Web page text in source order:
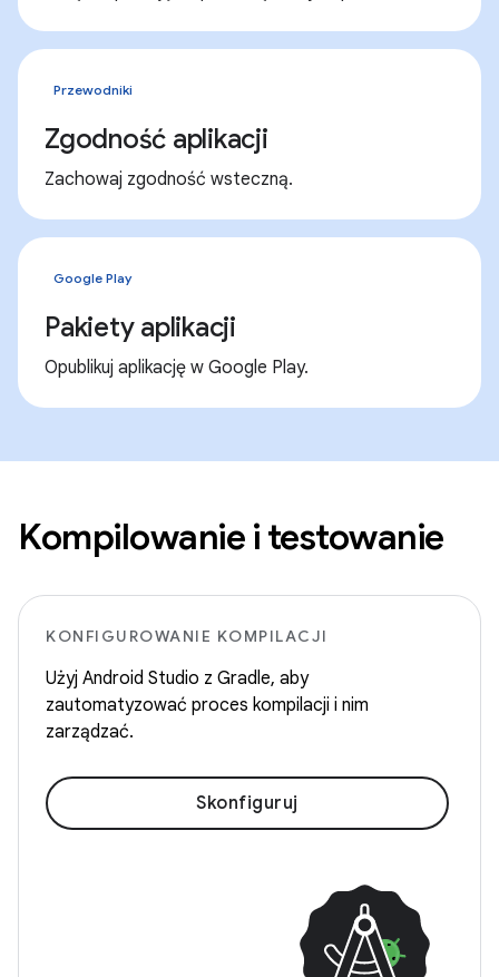
Przewodniki
Zgodność aplikacji
Zachowaj zgodność wsteczną.
Google Play
Pakiety aplikacji
Opublikuj aplikację w Google Play.
Kompilowanie i testowanie
KONFIGUROWANIE KOMPILACJI
Użyj Android Studio z Gradle, aby
zautomatyzować proces kompilacji i nim
zarządzać.
Skonfiguruj